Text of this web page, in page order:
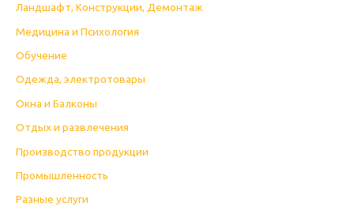
Ландшафт, Конструкции, Демонтаж
Медицина и Психология
Обучение
Одежда, электротовары
Окна и Балконы
Отдых и развлечения
Производство продукции
Промышленность
Разные услуги